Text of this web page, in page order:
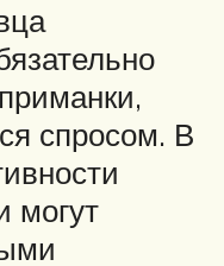
спросом. В
могут